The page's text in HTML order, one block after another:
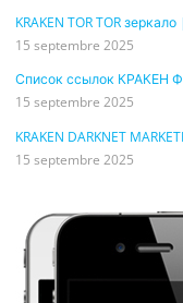
KRAKEN TOR TOR
15 septembre 2025
Список ссылок КРАКЕН
15 septembre 2025
KRAKEN DARKNET
15 septembre 2025